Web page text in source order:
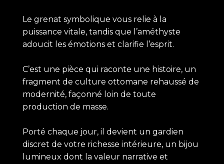
Le grenat symbolique vous relie à la
puissance vitale, tandis que l’améthyste
adoucit les émotions et clarifie l’esprit.
C’est une pièce qui raconte une histoire, un
fragment de culture ottomane rehaussé de
modernité, façonné loin de toute
production de masse.
Porté chaque jour, il devient un gardien
discret de votre richesse intérieure, un bijou
lumineux dont la valeur narrative et